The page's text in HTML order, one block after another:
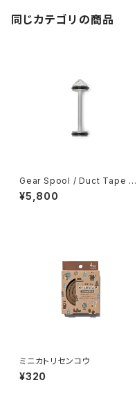
同じカテゴリの商品
Gear Spool / Duct Tape Sp
ool
¥5,800
ミニカトリセンコウ
¥320